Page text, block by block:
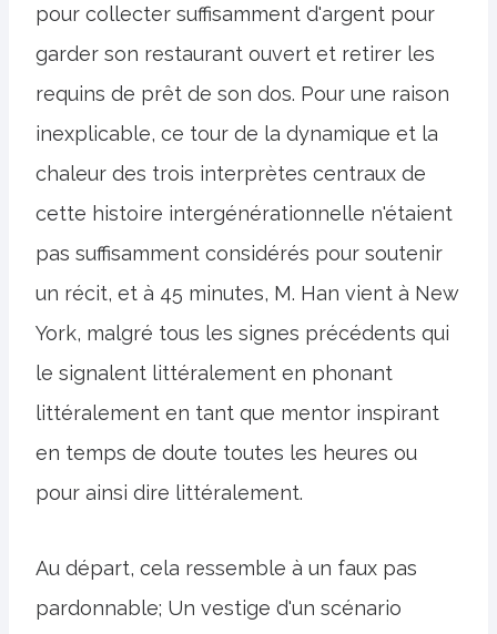
pour collecter suffisamment d'argent pour
garder son restaurant ouvert et retirer les
requins de prêt de son dos. Pour une raison
inexplicable, ce tour de la dynamique et la
chaleur des trois interprètes centraux de
cette histoire intergénérationnelle n'étaient
pas suffisamment considérés pour soutenir
un récit, et à 45 minutes, M. Han vient à New
York, malgré tous les signes précédents qui
le signalent littéralement en phonant
littéralement en tant que mentor inspirant
en temps de doute toutes les heures ou
pour ainsi dire littéralement.
Au départ, cela ressemble à un faux pas
pardonnable; Un vestige d'un scénario